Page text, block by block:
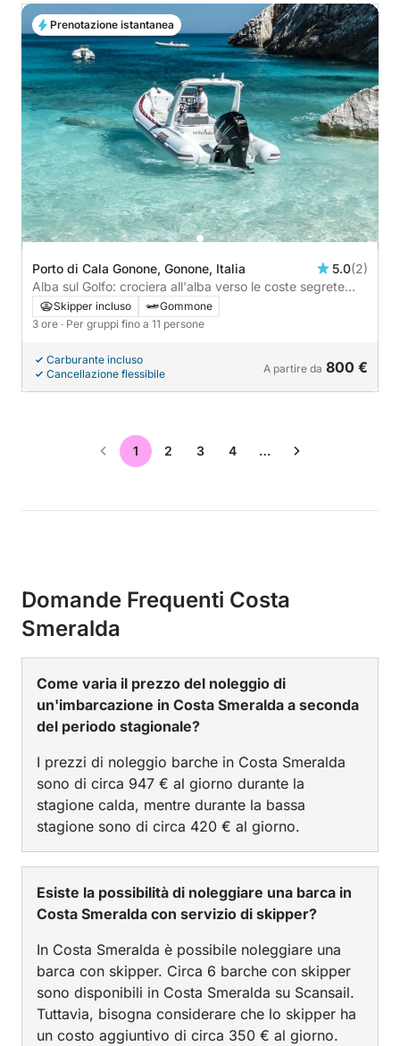
Porto di Cala Gonone, Gonone, Italia 5.0(2)
Alba sul Golfo: crociera all'alba verso le coste segrete
della Sardegna
Skipper incluso
Gommone
3 ore · Per gruppi fino a 11 persone
Carburante incluso
Cancellazione flessibile
A partire da 800 €
Prenotazione istantanea
1 2 3 4 …
Domande Frequenti Costa
Smeralda
Come varia il prezzo del noleggio di
un'imbarcazione in Costa Smeralda a seconda
del periodo stagionale?
I prezzi di noleggio barche in Costa Smeralda
sono di circa 947 € al giorno durante la
stagione calda, mentre durante la bassa
stagione sono di circa 420 € al giorno.
Esiste la possibilità di noleggiare una barca in
Costa Smeralda con servizio di skipper?
In Costa Smeralda è possibile noleggiare una
barca con skipper. Circa 6 barche con skipper
sono disponibili in Costa Smeralda su Scansail.
Tuttavia, bisogna considerare che lo skipper ha
un costo aggiuntivo di circa 350 € al giorno.